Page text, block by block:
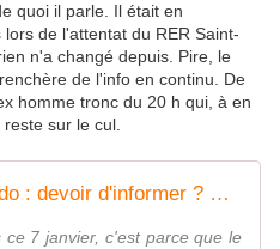
quoi il parle. Il était en
de l'attentat du RER Saint-
n'a changé depuis. Pire, le
de l'info en continu. De
homme tronc du 20 h qui, à en
sur le cul.
Les télés et Charlie Hebdo : devoir d'informer ? Mon cul ! - Rue89
7 janvier, c'est parce que le